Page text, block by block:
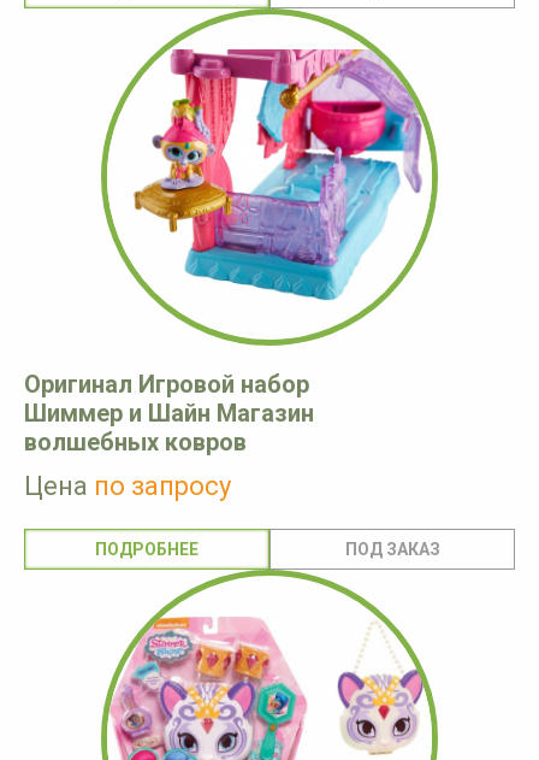
Оригинал Игровой набор
Шиммер и Шайн Магазин
волшебных ковров
Цена по запросу
ПОДРОБНЕЕ